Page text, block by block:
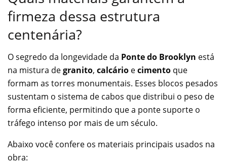
firmeza dessa estrutura
centenária?
O segredo da longevidade da Ponte do Brooklyn está
na mistura degranito, calcário ecimento que
formam as torres monumentais. Esses blocos pesados
sustentam o sistema de cabos que distribui o peso de
forma eficiente, permitindo que a ponte suporte o
tráfego intenso por mais de um século.
Abaixo você confere os materiais principais usados na
obra: